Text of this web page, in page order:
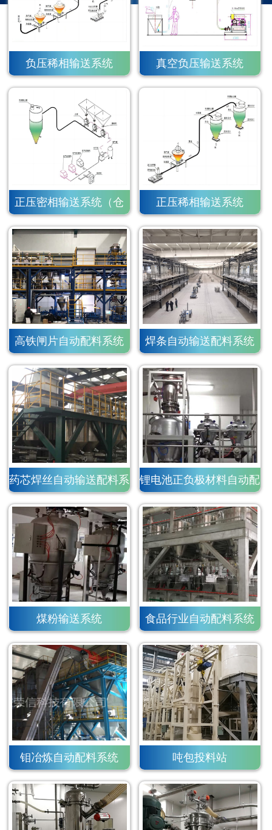
负压稀相输送系统 真空负压输送系统
正压密相输送系统（仓
泵）
正压稀相输送系统
高铁闸片自动配料系统 焊条自动输送配料系统
药芯焊丝自动输送配料系
统
锂电池正负极材料自动配
料系统
煤粉输送系统 食品行业自动配料系统
钼冶炼自动配料系统 吨包投料站